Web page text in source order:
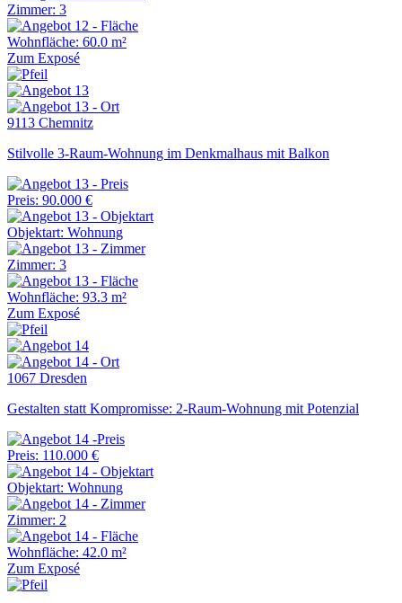
Zimmer: 3
Wohnfläche: 60.0 m²
Zum Exposé
9113 Chemnitz
Stilvolle 3-Raum-Wohnung im Denkmalhaus mit Balkon
Preis: 90.000 €
Objektart: Wohnung
Zimmer: 3
Wohnfläche: 93.3 m²
Zum Exposé
1067 Dresden
Gestalten statt Kompromisse: 2-Raum-Wohnung mit Potenzial
Preis: 110.000 €
Objektart: Wohnung
Zimmer: 2
Wohnfläche: 42.0 m²
Zum Exposé